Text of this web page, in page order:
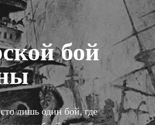
бой
лишь один бой, где